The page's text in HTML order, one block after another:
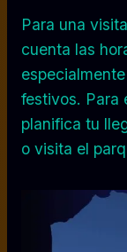
Para una
cuenta las
festivos. Para
planifica tu
o visita el